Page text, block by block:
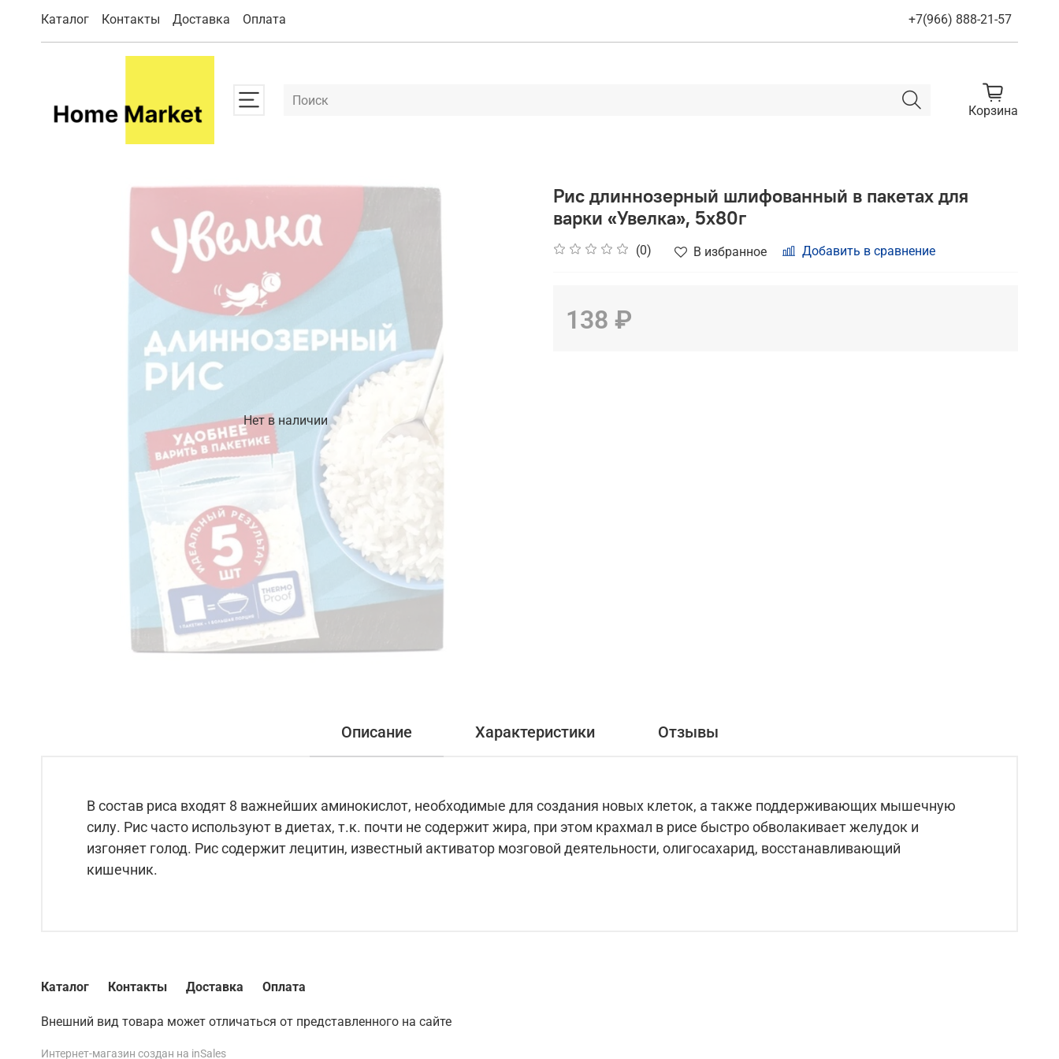
Каталог Контакты Доставка Оплата +7(966) 888-21-57
Корзина
Нет в наличии
Рис длиннозерный шлифованный в пакетах для
варки «Увелка», 5х80г
(0) В избранное Добавить в сравнение
138 ₽
Описание Характеристики Отзывы
В состав риса входят 8 важнейших аминокислот, необходимые для создания новых клеток, а также поддерживающих мышечную
силу. Рис часто используют в диетах, т.к. почти не содержит жира, при этом крахмал в рисе быстро обволакивает желудок и
изгоняет голод. Рис содержит лецитин, известный активатор мозговой деятельности, олигосахарид, восстанавливающий
кишечник.
Каталог Контакты Доставка Оплата
Внешний вид товара может отличаться от представленного на сайте
Интернет-магазин создан на inSales